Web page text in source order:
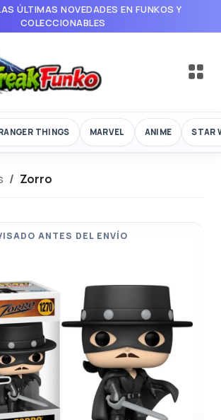
ÚLTIMAS NOVEDADES EN FUNKOS Y
COLECCIONABLES
THINGS MARVEL ANIME STAR
Zorro